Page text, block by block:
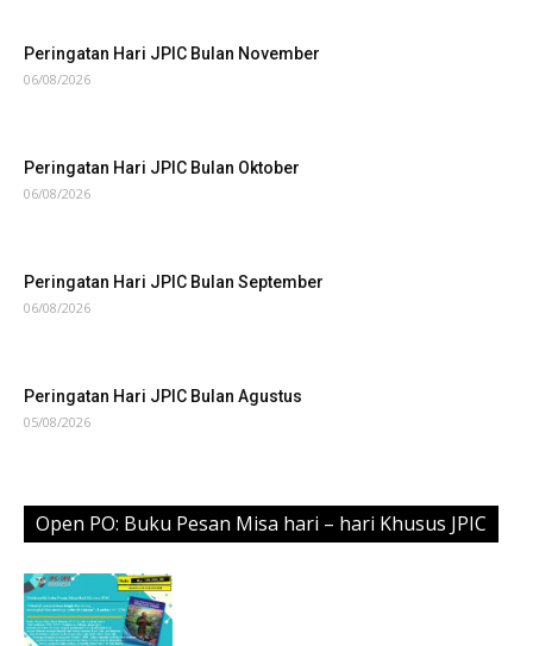
Peringatan Hari JPIC Bulan November
06/08/2026
Peringatan Hari JPIC Bulan Oktober
06/08/2026
Peringatan Hari JPIC Bulan September
06/08/2026
Peringatan Hari JPIC Bulan Agustus
05/08/2026
Open PO: Buku Pesan Misa hari – hari Khusus JPIC